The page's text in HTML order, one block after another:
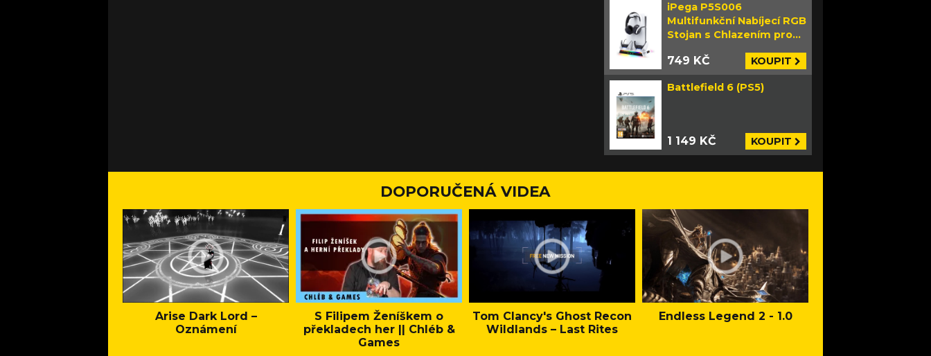
iPega P5S006
Multifunkční Nabíjecí RGB
Stojan s Chlazením pro
749 KČ KOUPIT
Battlefield 6 (PS5)
1 149 KČ KOUPIT
DOPORUČENÁ VIDEA
Arise Dark Lord –
Oznámení
S Filipem Ženíškem o
překladech her || Chléb &
Games
Tom Clancy's Ghost Recon
Wildlands – Last Rites
Endless Legend 2 - 1.0